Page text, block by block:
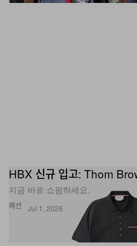
패션
HBX 신규 입고: Thom
지금 바로 쇼핑하세요.
Jul 1, 2026